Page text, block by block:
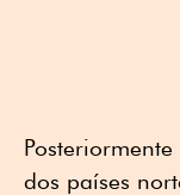
dos países